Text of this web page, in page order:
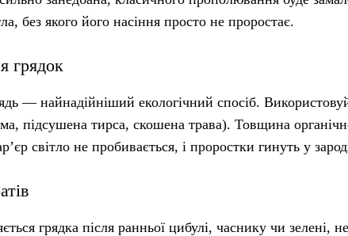
без якого його насіння просто не проростає.
грядок
— найнадійніший екологічний спосіб.
підсушена тирса, скошена трава). Товщина
світло не пробивається, і проростки гинуть у
грядка після ранньої цибулі, часнику чи